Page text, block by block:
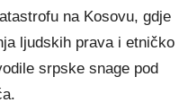
na Kosovu, gdje
ljudskih prava i etničko
srpske snage pod